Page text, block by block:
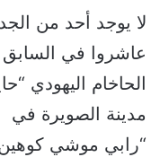
لا يوجد أحد من
عاشروا في السابق
الحاخام اليهودي
“رابي موشي